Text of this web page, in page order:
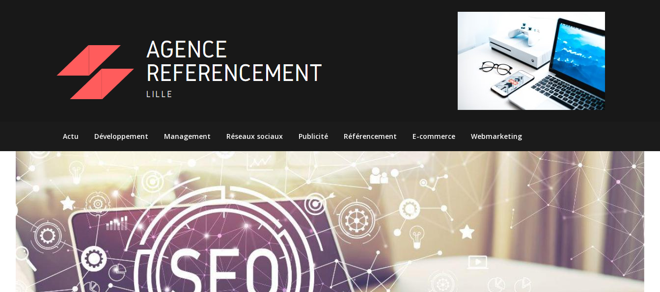
Actu Développement Management Réseaux sociaux Publicité Référencement E-commerce Webmarketing